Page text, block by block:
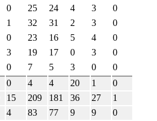
0 25 24 4 3
0
1 32 31 2 3
0
0 23 16 5 4
0
3 19 17 0 3
0
0 7 5 3 0
0
0 4 4 20 1
0
15 209 181 36 27
1
4 83 77 9 9 0